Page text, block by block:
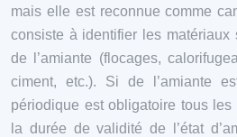
mais elle est reconnue comme
consiste à identifier les matériaux
de l’amiante (flocages,
ciment, etc.). Si de l’amiante
périodique est obligatoire tous
la durée de validité de l’état